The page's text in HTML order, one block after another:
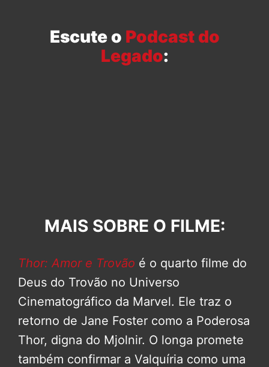
Escute o Podcast do
Legado:
MAIS SOBRE O FILME:
Thor: Amor e Trovão é o quarto filme do
Deus do Trovão no Universo
Cinematográfico da Marvel. Ele traz o
retorno de Jane Foster como a Poderosa
Thor, digna do Mjolnir. O longa promete
também confirmar a Valquíria como uma